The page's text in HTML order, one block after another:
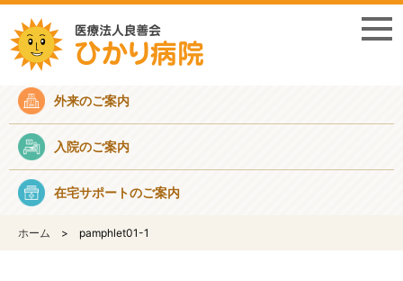
採用情報
外来のご案内
入院のご案内
在宅サポートのご案内
ホーム pamphlet01-1